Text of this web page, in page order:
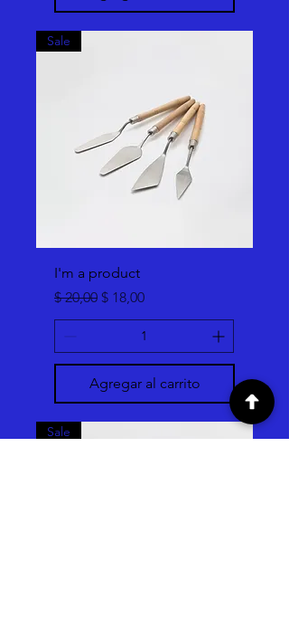
Sale
I'm a product
Precio
$ 20,00 Precio de oferta
$ 18,00
Agregar al carrito
Sale